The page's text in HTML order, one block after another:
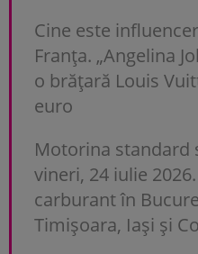
Cine este
Franța. „Angelina
o brățară Louis
euro
Motorina standard
vineri, 24 iulie
carburant în
Timișoara, Iași și